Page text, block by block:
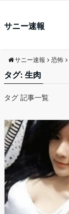
サニー速報
サニー速報 恐怖
タグ: 生肉
タグ 記事一覧